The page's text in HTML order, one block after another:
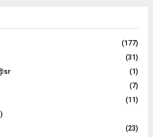
(177)
(31)
(1)
(7)
(11)
(23)